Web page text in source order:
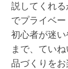
説してくれ
でプライベー
初心者が迷
まで、てい
品づくりをお